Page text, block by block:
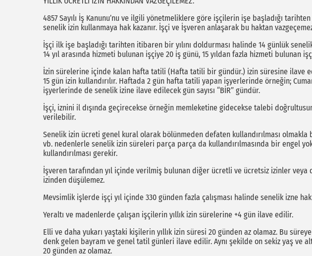
4857 Sayılı İş Kanunu’nu ve ilgili yönetmeliklere göre işçilerin işe başladığı
senelik izin kullanmaya hak kazanır. İşçi ve İşveren anlaşarak bu haktan
İşçi ilk işe başladığı tarihten itibaren bir yılını doldurması halinde 14 günlük
14 yıl arasında hizmeti bulunan işçiye 20 iş günü, 15 yıldan fazla hizmeti bulunan
İzin sürelerine içinde kalan hafta tatili (Hafta tatili bir gündür.) izin süresine ilave
15 gün izin kullandırılır. Haftada 2 gün hafta tatili yapan işyerlerinde örneğin;
işyerlerinde de senelik izine ilave edilecek gün sayısı “BİR” gündür.
İşçi, iznini il dışında geçirecekse örneğin memleketine gidecekse talebi
verilebilir.
Senelik izin ücreti genel kural olarak bölünmeden defaten kullandırılması
vb. nedenlerle senelik izin süreleri parça parça da kullandırılmasında bir engel
kullandırılması gerekir.
İşveren tarafından yıl içinde verilmiş bulunan diğer ücretli ve ücretsiz izinler veya
izinden düşülemez.
Mevsimlik işlerde işçi yıl içinde 330 günden fazla çalışması halinde senelik izne hak
Yeraltı ve madenlerde çalışan işçilerin yıllık izin sürelerine +4 gün ilave edilir.
Elli ve daha yukarı yaştaki kişilerin yıllık izin süresi 20 günden az olamaz. Bu
denk gelen bayram ve genel tatil günleri ilave edilir. Aynı şekilde on sekiz yaş ve
20 günden az olamaz.